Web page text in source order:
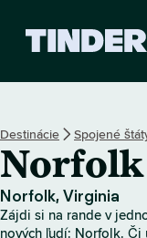
Destinácie Spojené
Norfolk
Norfolk, Virginia
Zájdi si na rande v
nových ľudí: Norfolk.